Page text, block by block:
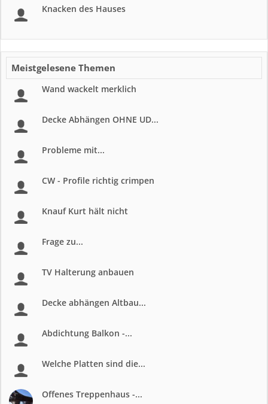
Knacken des Hauses
Meistgelesene Themen
Wand wackelt merklich
Decke Abhängen OHNE UD...
Probleme mit...
CW - Profile richtig crimpen
Knauf Kurt hält nicht
Frage zu...
TV Halterung anbauen
Decke abhängen Altbau...
Abdichtung Balkon -...
Welche Platten sind die...
Offenes Treppenhaus -...